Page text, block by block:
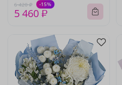
6 420 ₽ -15%
5 460 ₽